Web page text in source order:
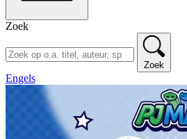
Zoek
Zoek
Engels